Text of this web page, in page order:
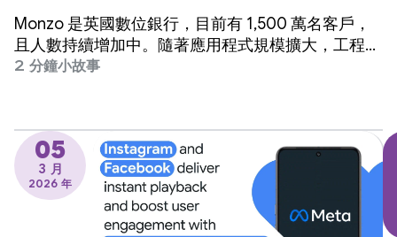
Monzo 是英國數位銀行，目前有 1,500 萬名客戶，
且人數持續增加中。隨著應用程式規模擴大，工程團
隊發現應用程式啟動時間是需要改善的關鍵領域，但
2 分鐘小故事
05
3 月
2026 年